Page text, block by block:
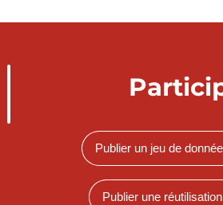
Publier un jeu de
Publier une réutilisation